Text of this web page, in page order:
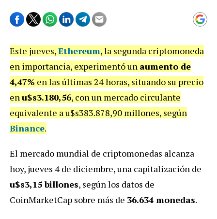
Este jueves,Ethereum, la segunda criptomoneda
en importancia, experimentó un aumento de
4,47% en las últimas 24 horas, situando su precio
enu$s3.180,56, con un mercado circulante
equivalente a u$s383.878,90 millones, según
Binance.
El mercado mundial de criptomonedas alcanza
hoy, jueves 4 de diciembre, una capitalización de
u$s3,15 billones, según los datos de
CoinMarketCap sobre más de 36.634 monedas.